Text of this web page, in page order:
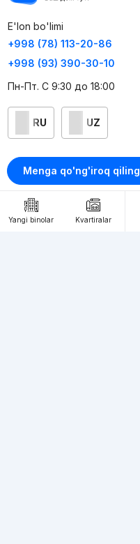
Menga qo'ng'iroq qiling
Yangi binolar Kvartiralar
E'lon bo'limi
+998 (78) 113-20-86
+998 (93) 390-30-10
Пн-Пт. С 9:30 до 18:00
RU UZ
Kontaktlar
loyiha haqida
Webnow © loyihasi